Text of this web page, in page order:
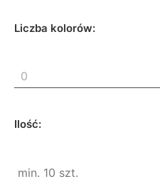
Liczba kolorów:
Ilość: